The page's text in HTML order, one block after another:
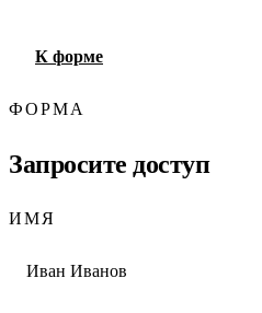
К форме
ФОРМА
Запросите доступ
ИМЯ